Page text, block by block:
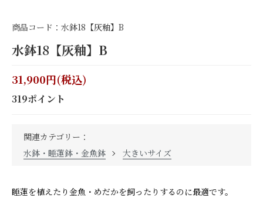
商品コード：水鉢18【灰釉】B
水鉢18【灰釉】B
31,900円(税込)
319ポイント
関連カテゴリー：
水鉢・睡蓮鉢・金魚鉢
大きいサイズ
睡蓮を植えたり金魚・めだかを飼ったりするのに最適です。